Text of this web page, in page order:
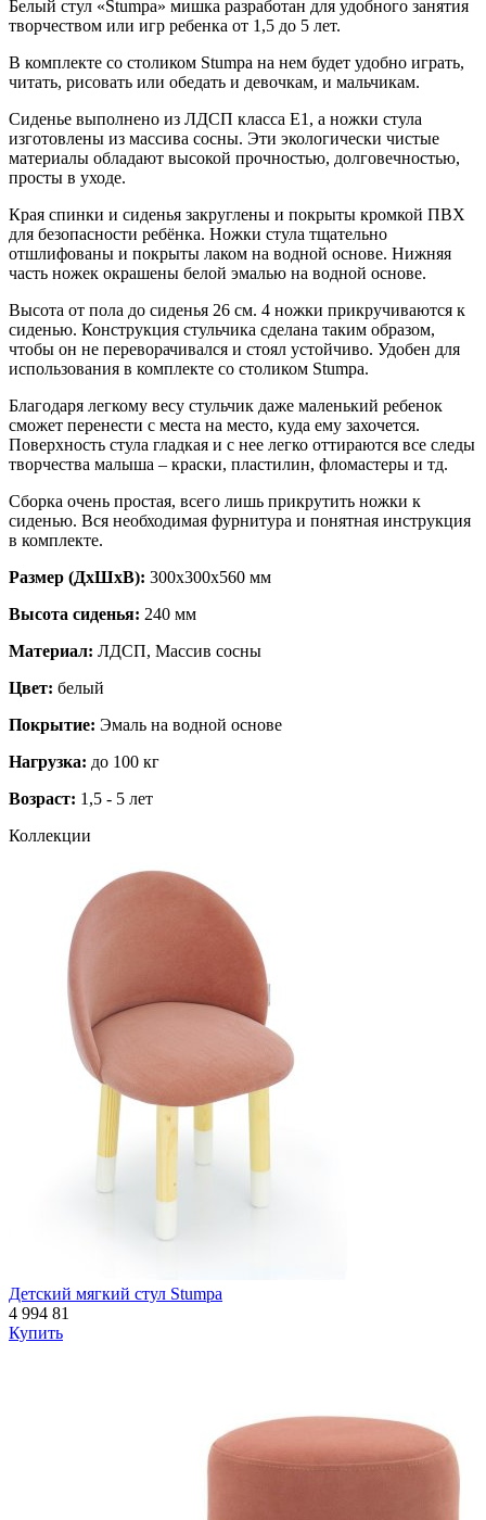
Белый стул «Stumpa» мишка разработан для удобного занятия
творчеством или игр ребенка от 1,5 до 5 лет.
В комплекте со столиком Stumpa на нем будет удобно играть,
читать, рисовать или обедать и девочкам, и мальчикам.
Сиденье выполнено из ЛДСП класса Е1, а ножки стула
изготовлены из массива сосны. Эти экологически чистые
материалы обладают высокой прочностью, долговечностью,
просты в уходе.
Края спинки и сиденья закруглены и покрыты кромкой ПВХ
для безопасности ребёнка. Ножки стула тщательно
отшлифованы и покрыты лаком на водной основе. Нижняя
часть ножек окрашены белой эмалью на водной основе.
Высота от пола до сиденья 26 см. 4 ножки прикручиваются к
сиденью. Конструкция стульчика сделана таким образом,
чтобы он не переворачивался и стоял устойчиво. Удобен для
использования в комплекте со столиком Stumpa.
Благодаря легкому весу стульчик даже маленький ребенок
сможет перенести с места на место, куда ему захочется.
Поверхность стула гладкая и с нее легко оттираются все следы
творчества малыша – краски, пластилин, фломастеры и тд.
Сборка очень простая, всего лишь прикрутить ножки к
сиденью. Вся необходимая фурнитура и понятная инструкция
в комплекте.
Размер (ДхШхВ): 300х300х560 мм
Высота сиденья: 240 мм
Материал: ЛДСП, Массив сосны
Цвет: белый
Покрытие: Эмаль на водной основе
Нагрузка: до 100 кг
Возраст: 1,5 - 5 лет
Коллекции
Детский мягкий стул Stumpa
4 994 81
Купить